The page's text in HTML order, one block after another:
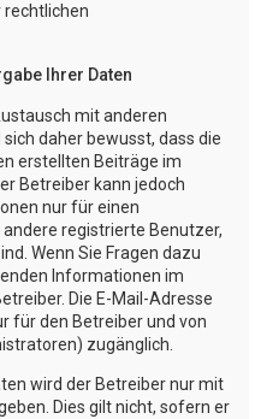
rechtlichen
Ihrer Daten
mit anderen
daher bewusst, dass die
erstellten Beiträge im
Betreiber kann jedoch
nur für einen
registrierte Benutzer,
Wenn Sie Fragen dazu
Informationen im
Die E-Mail-Adresse
für den Betreiber und von
zugänglich.
wird der Betreiber nur mit
Dies gilt nicht, sofern er